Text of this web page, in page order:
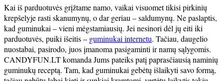
Kai iš parduotuvės grįžtame namo, vaikai visuomet tikisi pirkinių
krepšelyje rasti skanumynų, o dar geriau – saldumynų. Ne paslaptis,
kad guminukai – vieni mėgstamiausių. Jei nesinori dėl jų eiti iki
parduotuvės, puiki išeitis – guminukai internetu. Tačiau, daugelio
nuostabai, pasirodo, juos įmanoma pasigaminti ir namų sąlygomis.
CANDYFUN.LT komanda Jums pateiks patį paprasčiausią naminių
guminukų receptą. Tam, kad guminukai gebėtų išlaikyti savo formą,